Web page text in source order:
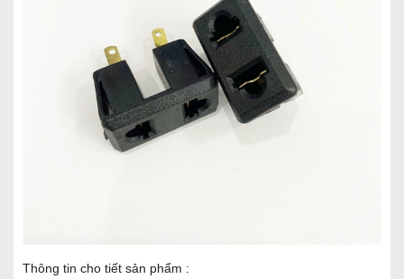
Thông tin cho tiết sản phẩm :